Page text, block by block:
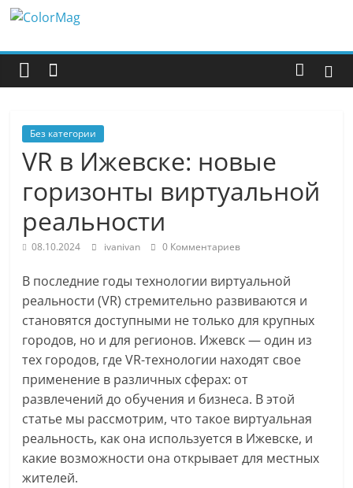
Перейти
содержимому
ColorMag
ColorMag
Demo
Без категории
VR в Ижевске: новые
горизонты виртуальной
реальности
08.10.2024 ivanivan 0 Комментариев
В последние годы технологии виртуальной
реальности (VR) стремительно развиваются и
становятся доступными не только для крупных
городов, но и для регионов. Ижевск — один из
тех городов, где VR-технологии находят свое
применение в различных сферах: от
развлечений до обучения и бизнеса. В этой
статье мы рассмотрим, что такое виртуальная
реальность, как она используется в Ижевске, и
какие возможности она открывает для местных
жителей.